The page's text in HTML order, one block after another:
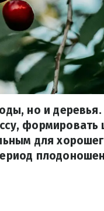
но и
формировать
для